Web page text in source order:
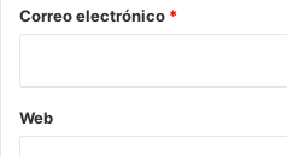
*
Correo electrónico *
Web